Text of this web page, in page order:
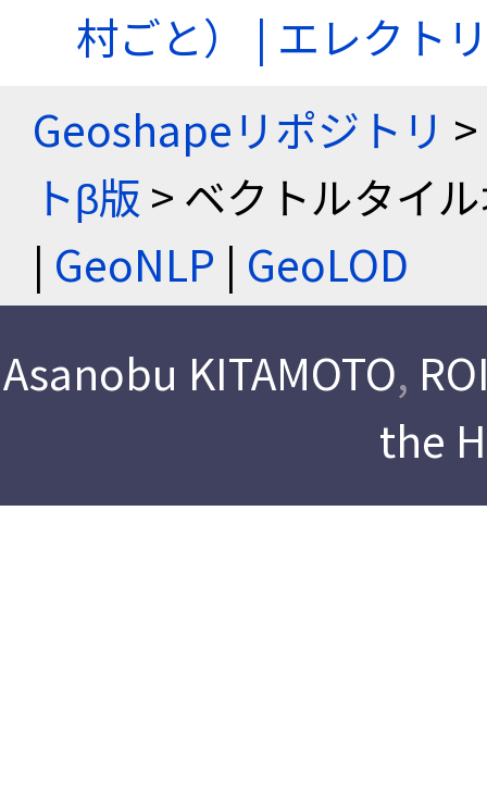
村ごと） | エレクト
Geoshapeリポジトリ >
トβ版 > ベクトルタイ
| GeoNLP | GeoLOD
Asanobu KITAMOTO,
the